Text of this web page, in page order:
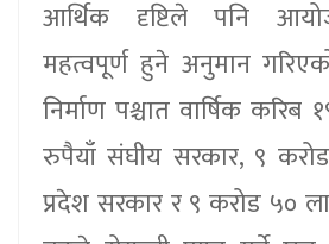
आर्थिक दृष्टिले पनि
महत्वपूर्ण हुने अनुमान
निर्माण पश्चात वार्षिक
रुपैयाँ संघीय सरकार, ९
प्रदेश सरकार र ९ करोड ५०